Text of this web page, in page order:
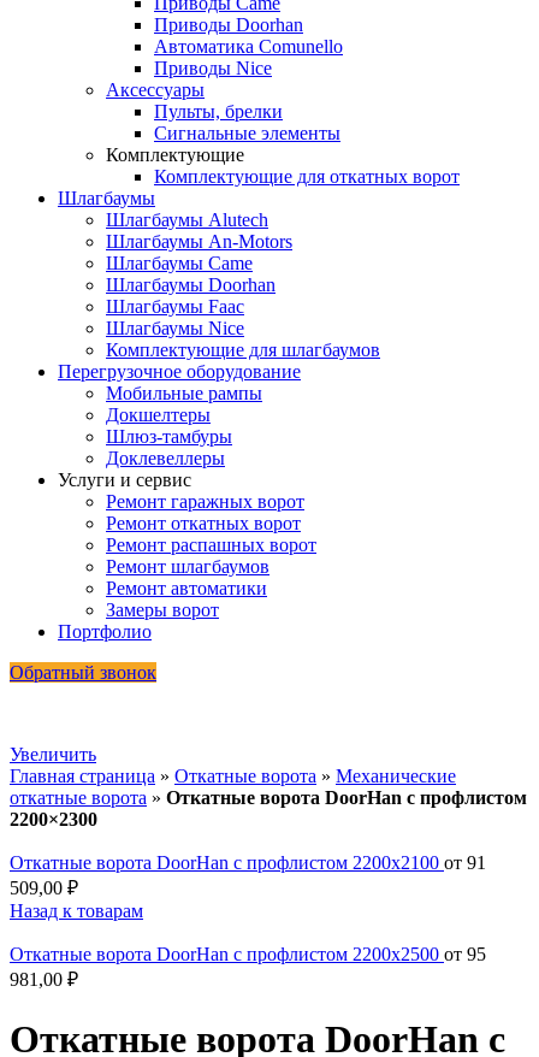
Приводы Doorhan
Автоматика Comunello
Приводы Nice
Аксессуары
Пульты, брелки
Сигнальные элементы
Комплектующие
Комплектующие для откатных ворот
Шлагбаумы
Шлагбаумы Alutech
Шлагбаумы An-Motors
Шлагбаумы Came
Шлагбаумы Doorhan
Шлагбаумы Faac
Шлагбаумы Nice
Комплектующие для шлагбаумов
Перегрузочное оборудование
Мобильные рампы
Докшелтеры
Шлюз-тамбуры
Доклевеллеры
Услуги и сервис
Ремонт гаражных ворот
Ремонт откатных ворот
Ремонт распашных ворот
Ремонт шлагбаумов
Ремонт автоматики
Замеры ворот
Портфолио
Обратный звонок
Увеличить
Главная страница » Откатные ворота » Механические
откатные ворота » Откатные ворота DoorHan с профлистом
2200×2300
Откатные ворота DoorHan с профлистом 2200x2100 от 91
509,00 ₽
Назад к товарам
Откатные ворота DoorHan с профлистом 2200x2500 от 95
981,00 ₽
Откатные ворота DoorHan с